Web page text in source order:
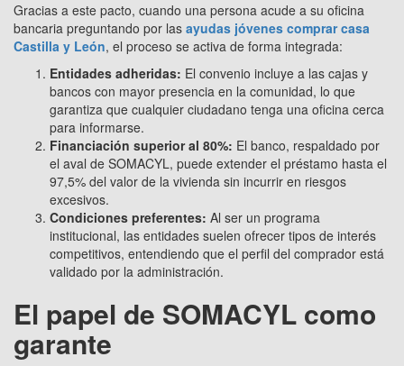
Gracias a este pacto, cuando una persona acude a su oficina
bancaria preguntando por las ayudas jóvenes comprar casa
Castilla y León, el proceso se activa de forma integrada:
Entidades adheridas: El convenio incluye a las cajas y
bancos con mayor presencia en la comunidad, lo que
garantiza que cualquier ciudadano tenga una oficina cerca
para informarse.
Financiación superior al 80%: El banco, respaldado por
el aval de SOMACYL, puede extender el préstamo hasta el
97,5% del valor de la vivienda sin incurrir en riesgos
excesivos.
Condiciones preferentes: Al ser un programa
institucional, las entidades suelen ofrecer tipos de interés
competitivos, entendiendo que el perfil del comprador está
validado por la administración.
El papel de SOMACYL como
garante